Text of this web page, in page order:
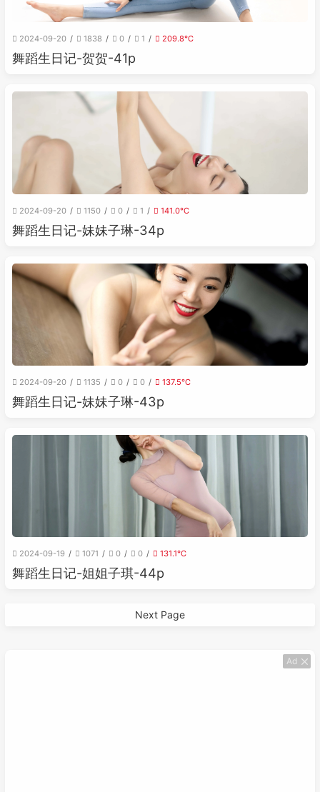
2024-09-20 1838 0 1 209.8℃
舞蹈生日记-贺贺-41p
2024-09-20 1150 0 1 141.0℃
舞蹈生日记-妹妹子琳-34p
2024-09-20 1135 0 0 137.5℃
舞蹈生日记-妹妹子琳-43p
2024-09-19 1071 0 0 131.1℃
舞蹈生日记-姐姐子琪-44p
Next Page
Ad